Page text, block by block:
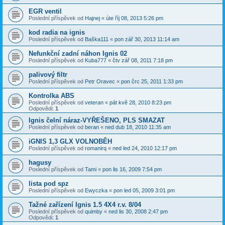
EGR ventil
Poslední příspěvek od Hajnej « úte říj 08, 2013 5:26 pm
kod radia na ignis
Poslední příspěvek od Baška111 « pon zář 30, 2013 11:14 am
Nefunkční zadní náhon Ignis 02
Poslední příspěvek od Kuba777 « čtv zář 08, 2011 7:18 pm
palivový filtr
Poslední příspěvek od Petr Oravec « pon črc 25, 2011 1:33 pm
Kontrolka ABS
Poslední příspěvek od veteran « pát kvě 28, 2010 8:23 pm
Odpovědi: 1
Ignis čelní náraz-VYŘEŠENO, PLS SMAZAT
Poslední příspěvek od beran « ned dub 18, 2010 11:35 am
iGNIS 1,3 GLX VOLNOBĚH
Poslední příspěvek od romanirq « ned led 24, 2010 12:17 pm
hagusy
Poslední příspěvek od Tami « pon lis 16, 2009 7:54 pm
lista pod spz
Poslední příspěvek od Ewyczka « pon led 05, 2009 3:01 pm
Tažné zařízení Ignis 1.5 4X4 r.v. 8/04
Poslední příspěvek od quimby « ned lis 30, 2008 2:47 pm
Odpovědi: 1